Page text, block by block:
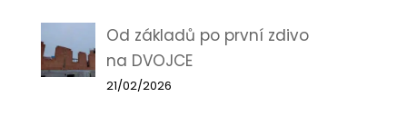
Od základů po první zdivo
na DVOJCE
21/02/2026